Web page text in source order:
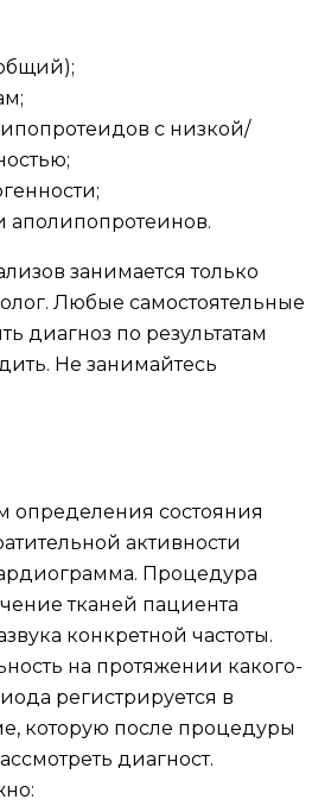
с низкой/
аполипопротеинов.
занимается только
Любые самостоятельные
диагноз по результатам
Не занимайтесь
состояния
активности
Процедура
тканей пациента
конкретной частоты.
на протяжении какого-
регистрируется в
которую после процедуры
диагност.